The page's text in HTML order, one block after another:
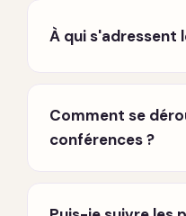
carte bancaire ni
À qui s'adressent
traversiez une
cherchiez à mieux
souhaitiez
Comment se
conférences ?
Un enseignant